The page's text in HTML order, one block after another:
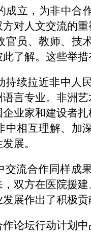
成立，为非中合
对人文交流的
官员、教师、技
了解。这些举
持续拉近非中人
言专业。非洲
业家和建设者
中相互理解、加
展。
交流合作同样成
双方在医院援
展作出了积极贡
论坛行动计划